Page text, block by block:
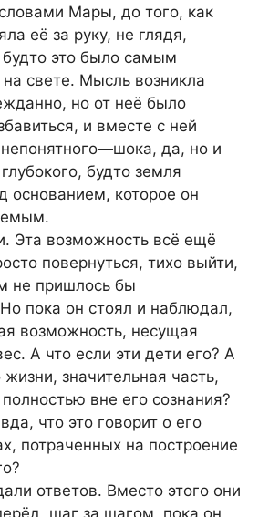
Мары, до того, как
её за руку, не глядя,
будто это было самым
свете. Мысль возникла
но от неё было
и вместе с ней
да, но и
будто земля
основанием, которое он
Эта возможность всё ещё
повернуться, тихо выйти,
не пришлось бы
Но пока он стоял и наблюдал,
возможность, несущая
А что если эти дети его? А
жизни, значительная часть,
вне его сознания?
что это говорит о его
потраченных на построение
ответов. Вместо этого они